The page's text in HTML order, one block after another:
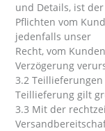
und Details, ist
Pflichten vom
jedenfalls unser
Recht, vom
Verzögerung
3.2
Teillieferung gilt
3.3 Mit der